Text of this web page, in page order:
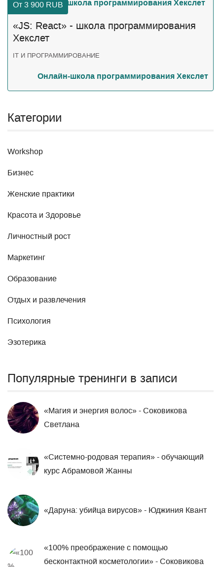
Категории
Workshop
Бизнес
Женские практики
Красота и Здоровье
Личностный рост
Маркетинг
Образование
Отдых и развлечения
Психология
Эзотерика
Популярные тренинги в записи
«Магия и энергия волос» - Соковикова
Светлана
«Системно-родовая терапия» - обучающий
курс Абрамовой Жанны
«Даруна: убийца вирусов» - Юджиния Квант
«100% преображение ​с помощью
бесконтактной косметологии» - Соковикова
От 3 900 RUB
«JS: React» - школа программирования
Хекслет
IT И ПРОГРАММИРОВАНИЕ
Онлайн-школа программирования Хекслет